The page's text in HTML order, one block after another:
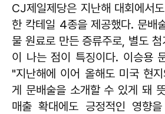
CJ제일제당은 지난해 대회에서
한 칵테일 4종을 제공했다. 문배
물 원료로 만든 증류주로, 별도
이 나는 점이 특징이다. 이승용
"지난해에 이어 올해도 미국 현
게 문배술을 소개할 수 있게 돼
매출 확대에도 긍정적인 영향